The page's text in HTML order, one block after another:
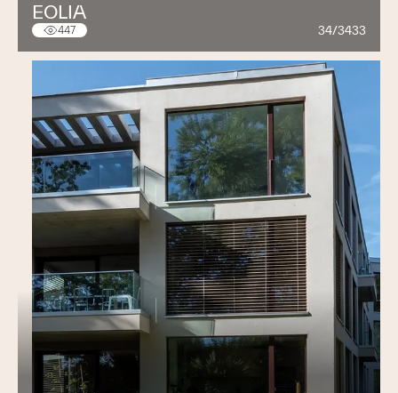
EOLIA
447 34/3433